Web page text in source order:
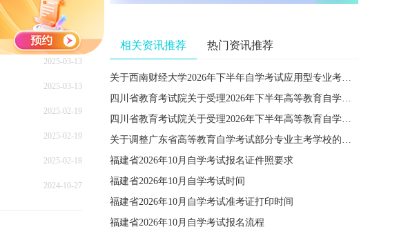
2025-04-01
2025-03-13
2025-03-13
2025-02-19
2025-02-19
2025-02-18
2024-10-27
相关资讯推荐 热门资讯推荐
关于西南财经大学2026年下半年自学考试应用型专业考籍更改办理的通知
四川省教育考试院关于受理2026年下半年高等教育自学考试省际转考申请的通告
四川省教育考试院关于受理2026年下半年高等教育自学考试考籍更改申请的通告
关于调整广东省高等教育自学考试部分专业主考学校的通知
福建省2026年10月自学考试报名证件照要求
福建省2026年10月自学考试时间
福建省2026年10月自学考试准考证打印时间
福建省2026年10月自学考试报名流程